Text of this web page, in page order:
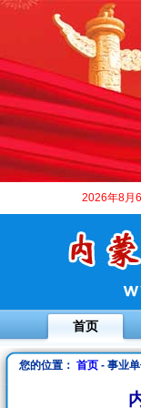
2026年8月
首页
您的位置： 首页- 事业